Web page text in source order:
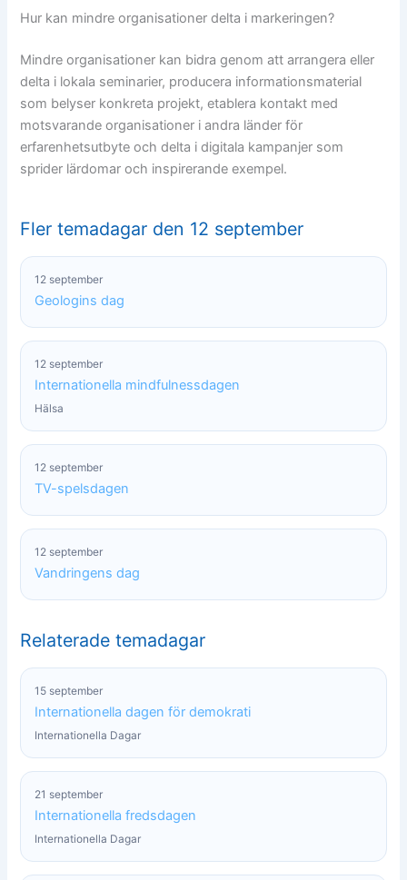
Hur kan mindre organisationer delta i markeringen?
Mindre organisationer kan bidra genom att arrangera eller
delta i lokala seminarier, producera informationsmaterial
som belyser konkreta projekt, etablera kontakt med
motsvarande organisationer i andra länder för
erfarenhetsutbyte och delta i digitala kampanjer som
sprider lärdomar och inspirerande exempel.
Fler temadagar den 12 september
12 september
Geologins dag
12 september
Internationella mindfulnessdagen
Hälsa
12 september
TV-spelsdagen
12 september
Vandringens dag
Relaterade temadagar
15 september
Internationella dagen för demokrati
Internationella Dagar
21 september
Internationella fredsdagen
Internationella Dagar